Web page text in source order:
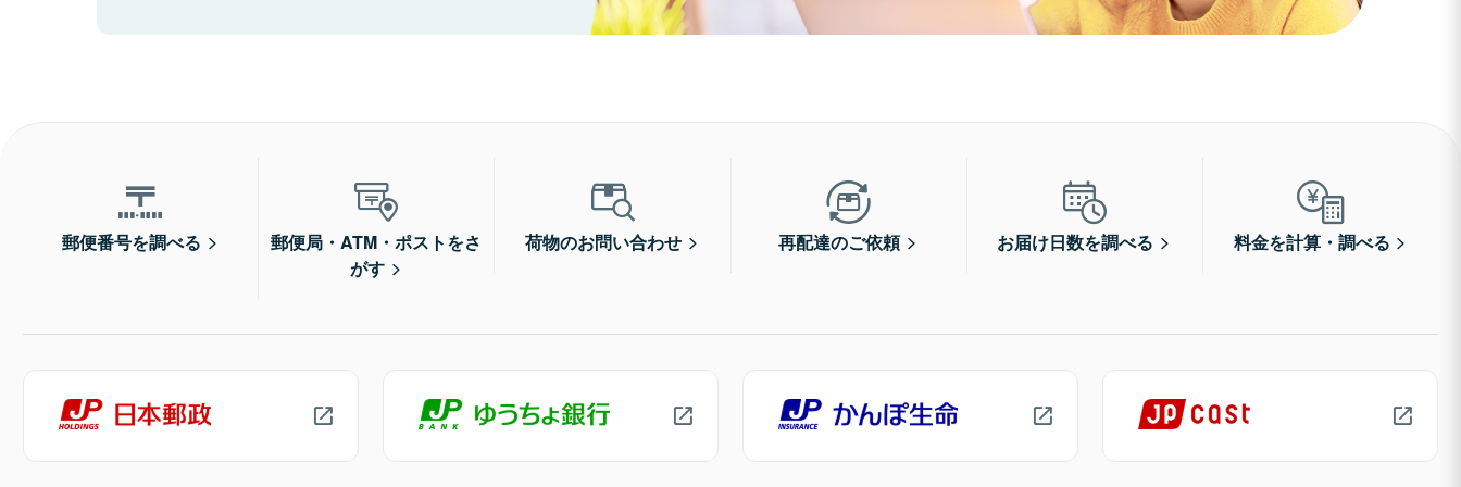
郵便番号を調べる
郵便局・ATM・ポストをさ
がす
荷物のお問い合わせ 再配達のご依頼 お届け日数を調べる 料金を計算・調べる